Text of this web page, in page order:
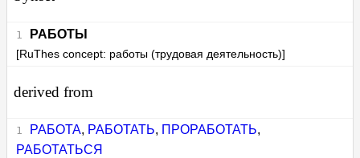
РАБОТЫ
[RuThes concept: работы (трудовая деятельность)]
derived from
РАБОТА, РАБОТАТЬ, ПРОРАБОТАТЬ,
РАБОТАТЬСЯ